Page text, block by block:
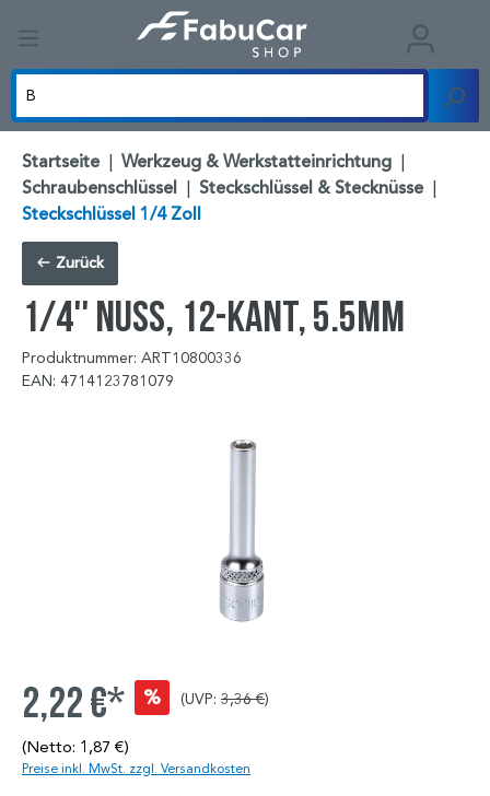
Startseite | Werkzeug & Werkstatteinrichtung |
Schraubenschlüssel | Steckschlüssel & Stecknüsse |
Steckschlüssel 1/4 Zoll
Zurück
1/4'' Nuss, 12-kant, 5.5mm
Produktnummer: ART10800336
EAN: 4714123781079
2,22 €* % (UVP: 3,36 €)
(Netto: 1,87 €)
Preise inkl. MwSt. zzgl. Versandkosten